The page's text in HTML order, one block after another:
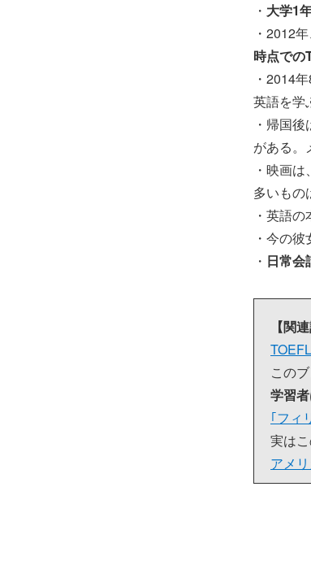
・ 大学1
・2012
時点での
・2014
英語を学
・帰国
がある。
・映画
多いもの
・英語の
・今の
・ 日常会
【関
この
学習
｢フィ
実は
アメ